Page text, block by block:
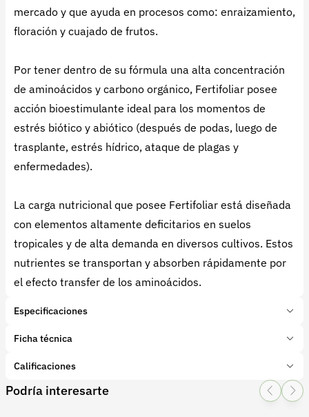
mercado y que ayuda en procesos como: enraizamiento,
floración y cuajado de frutos.
Por tener dentro de su fórmula una alta concentración
de aminoácidos y carbono orgánico, Fertifoliar posee
acción bioestimulante ideal para los momentos de
estrés biótico y abiótico (después de podas, luego de
trasplante, estrés hídrico, ataque de plagas y
enfermedades).
La carga nutricional que posee Fertifoliar está diseñada
con elementos altamente deficitarios en suelos
tropicales y de alta demanda en diversos cultivos. Estos
nutrientes se transportan y absorben rápidamente por
el efecto transfer de los aminoácidos.
Especificaciones
Marca: Cenagro
Tipo de producto:
Subcategoría:Foliares
Ficha técnica
Calificaciones
1 Star
2 Star
3 Star4 Star
Podría interesarte